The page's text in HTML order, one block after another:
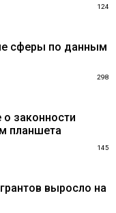
124
сферы по данным
298
законности
планшета
145
выросло на